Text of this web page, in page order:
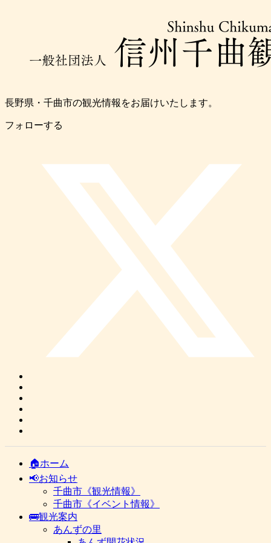
長野県・千曲市の観光情報をお届けいたします。
フォローする
🏠ホーム
📢お知らせ
千曲市《観光情報》
千曲市《イベント情報》
🚌観光案内
あんずの里